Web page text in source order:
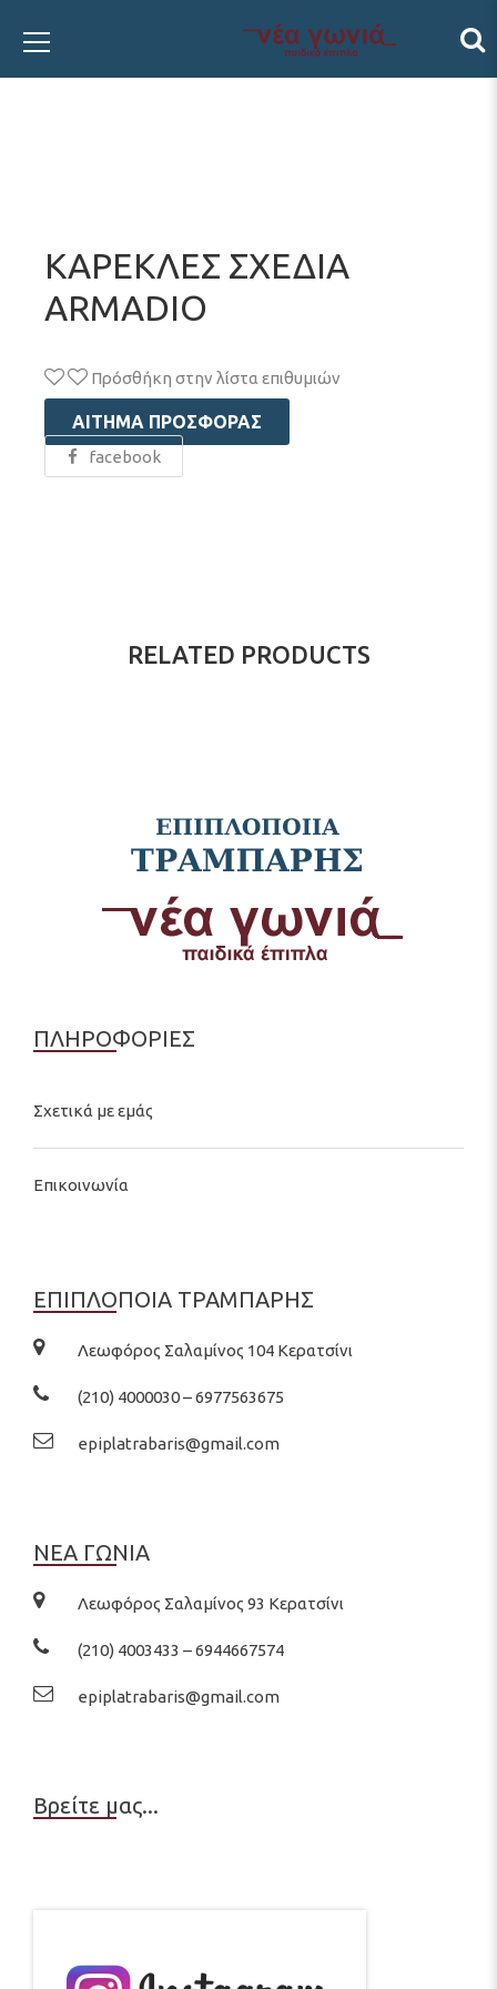
ΚΑΡΕΚΛΕΣ ΣΧΕΔΙΑ
ARMADIO
Πρόσθήκη στην λίστα επιθυμιών
ΑΊΤΗΜΑ ΠΡΟΣΦΟΡΆΣ
facebook
RELATED PRODUCTS
ΠΛΗΡΟΦΟΡΙΕΣ
Σχετικά με εμάς
Επικοινωνία
ΕΠΙΠΛΟΠΟΙΑ ΤΡΑΜΠΑΡΗΣ
Λεωφόρος Σαλαμίνος 104 Κερατσίνι
(210) 4000030 – 6977563675
epiplatrabaris@gmail.com
ΝΕΑ ΓΩΝΙΑ
Λεωφόρος Σαλαμίνος 93 Κερατσίνι
(210) 4003433 – 6944667574
epiplatrabaris@gmail.com
Βρείτε μας...